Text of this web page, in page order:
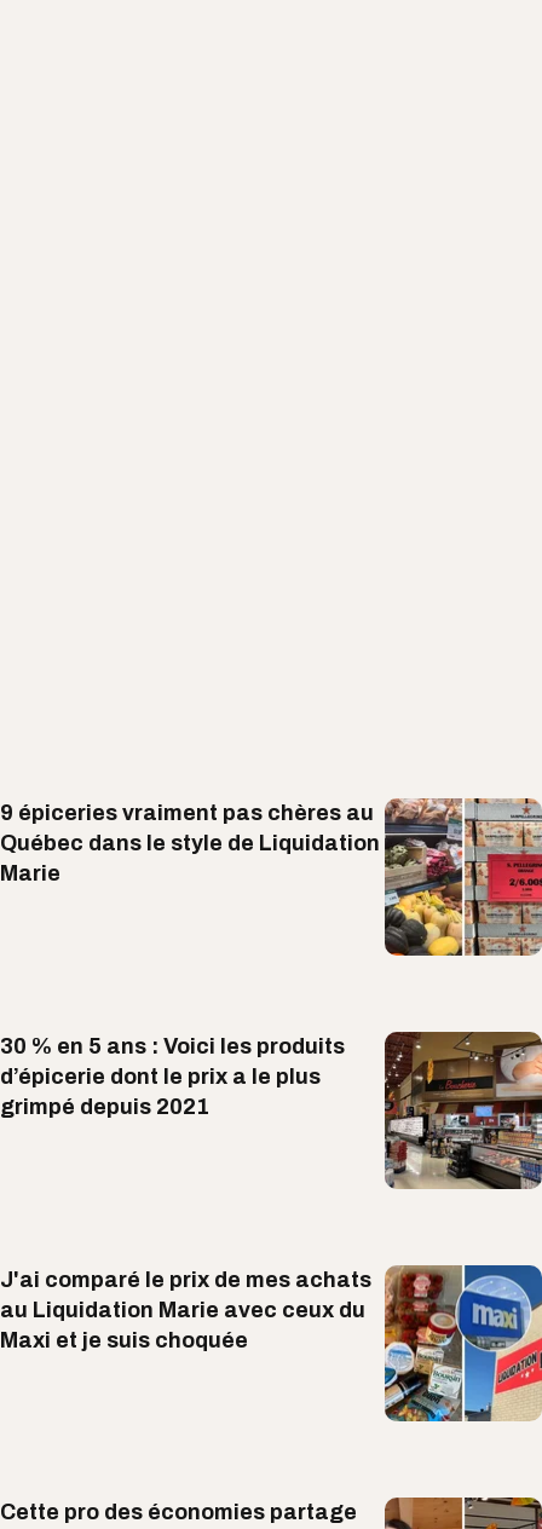
9 épiceries vraiment pas chères au
Québec dans le style de Liquidation
Marie
30 % en 5 ans : Voici les produits
d’épicerie dont le prix a le plus
grimpé depuis 2021
J'ai comparé le prix de mes achats
au Liquidation Marie avec ceux du
Maxi et je suis choquée
Cette pro des économies partage